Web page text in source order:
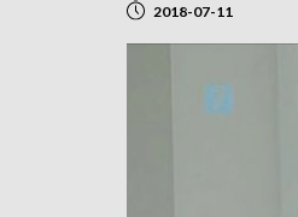
2018-07-11